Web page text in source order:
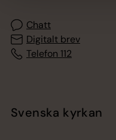
Chatt
Digitalt brev
Telefon 112
Svenska kyrkan